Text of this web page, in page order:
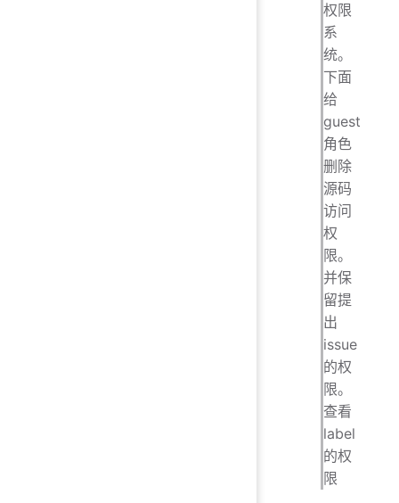
权限
系
统。
下面
给
guest
角色
删除
源码
访问
权
限。
并保
留提
出
issue
的权
限。
查看
label
的权
限